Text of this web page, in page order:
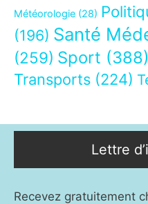
Météorologie (28)
(196) Santé
(259) Sport (388)
Transports (224)
Lettre
Recevez gratuitement